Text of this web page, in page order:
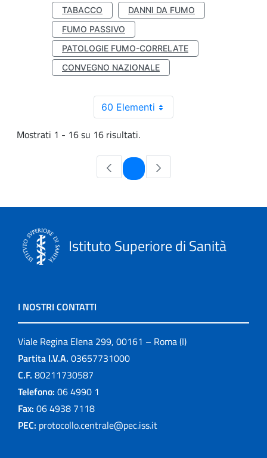
TABACCO
DANNI DA FUMO
FUMO PASSIVO
PATOLOGIE FUMO-CORRELATE
CONVEGNO NAZIONALE
60 Elementi
Mostrati 1 - 16 su 16 risultati.
Pagina
Istituto Superiore di Sanità
I NOSTRI CONTATTI
Viale Regina Elena 299, 00161 – Roma (I)
Partita I.V.A. 03657731000
C.F. 80211730587
Telefono: 06 4990 1
Fax: 06 4938 7118
PEC: protocollo.centrale@pec.iss.it